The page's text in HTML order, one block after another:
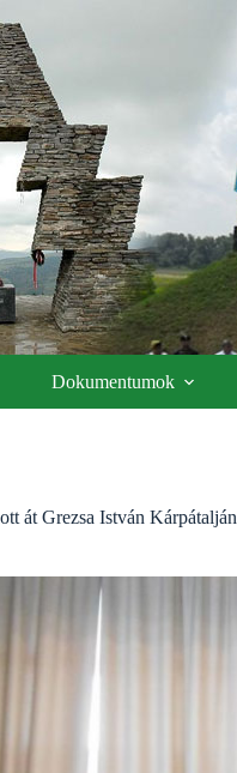
Dokumentumok
át Grezsa István Kárpátalján